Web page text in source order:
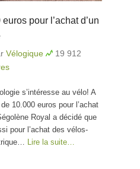
pour l’achat d’un
Vélogique
19 912
s’intéresse au vélo! A
10.000 euros pour l’achat
Royal a décidé que
pour l’achat des vélos-
Lire la suite…